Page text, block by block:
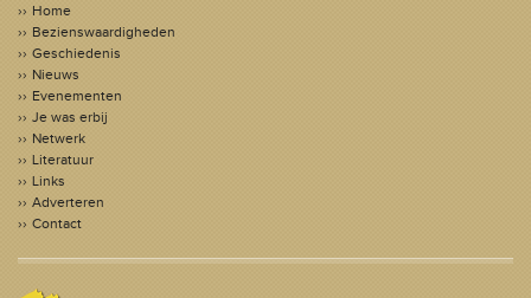
Home
Bezienswaardigheden
Geschiedenis
Nieuws
Evenementen
Je was erbij
Netwerk
Literatuur
Links
Adverteren
Contact